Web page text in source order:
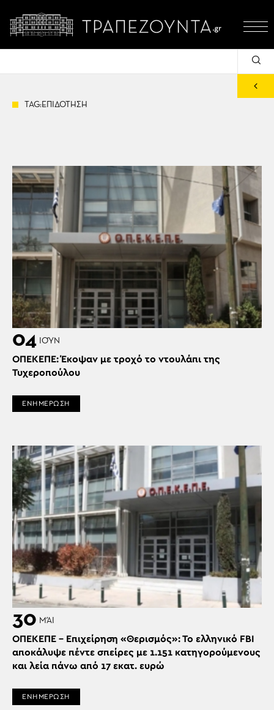
TAG:ΕΠΙΔΟΤΗΣΗ
04 ΙΟΎΝ
ΟΠΕΚΕΠΕ: Έκοψαν με τροχό το ντουλάπι της
Τυχεροπούλου
ΕΝΗΜΕΡΩΣΗ
30 ΜΆΙ
ΟΠΕΚΕΠΕ – Επιχείρηση «Θερισμός»: Το ελληνικό FBI
αποκάλυψε πέντε σπείρες με 1.151 κατηγορούμενους
και λεία πάνω από 17 εκατ. ευρώ
ΕΝΗΜΕΡΩΣΗ